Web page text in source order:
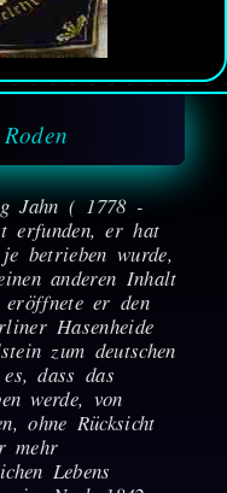
Jahn ( 1778 -
erfunden, er hat
betrieben wurde,
anderen Inhalt
eröffnete er den
Hasenheide
zum deutschen
dass das
werde, von
ohne Rücksicht
mehr
Lebens